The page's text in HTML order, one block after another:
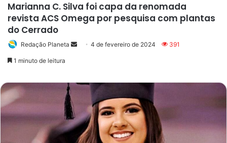
Marianna C. Silva foi capa da renomada
revista ACS Omega por pesquisa com plantas
do Cerrado
Redação Planeta
Mande
mail
4 de fevereiro de 2024 391
1 minuto de leitura